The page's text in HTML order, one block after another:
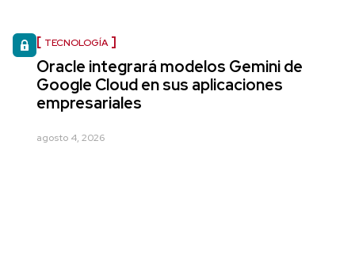
TECNOLOGÍA
Oracle integrará modelos Gemini de
Google Cloud en sus aplicaciones
empresariales
agosto 4, 2026